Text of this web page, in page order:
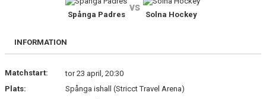
VÅRA LAG KONTAKT
FÖRSÄKRING/AVGIFTER
Spånga Padres
vs
Solna Hockey
INFORMATION
Matchstart:
tor 23 april, 20:30
Plats:
Spånga ishall (Stricct Travel Arena)